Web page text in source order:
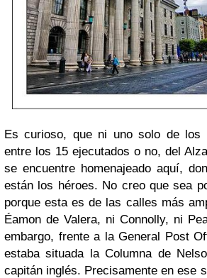
Es curioso, que ni uno solo de los
entre los 15 ejecutados o no, del
se encuentre homenajeado aquí,
están los héroes. No creo que sea
porque esta es de las calles más
Éamon de Valera, ni Connolly, ni
embargo, frente a la General Post
estaba situada la Columna de
capitán inglés. Precisamente en ese